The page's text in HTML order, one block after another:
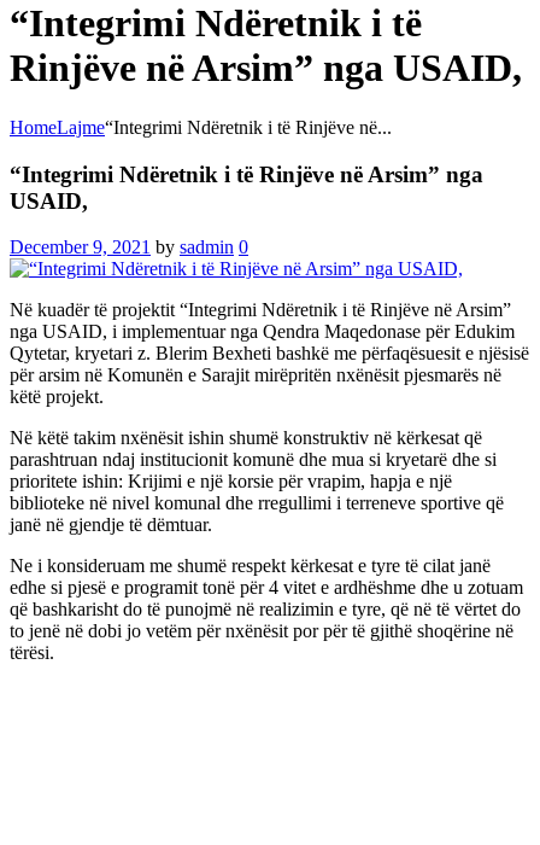
“Integrimi Ndëretnik i të
Rinjëve në Arsim” nga USAID,
HomeLajme“Integrimi Ndëretnik i të Rinjëve në...
“Integrimi Ndëretnik i të Rinjëve në Arsim” nga
USAID,
December 9, 2021 by sadmin 0
Në kuadër të projektit “Integrimi Ndëretnik i të Rinjëve në Arsim”
nga USAID, i implementuar nga Qendra Maqedonase për Edukim
Qytetar, kryetari z. Blerim Bexheti bashkë me përfaqësuesit e njësisë
për arsim në Komunën e Sarajit mirëpritën nxënësit pjesmarës në
këtë projekt.
Në këtë takim nxënësit ishin shumë konstruktiv në kërkesat që
parashtruan ndaj institucionit komunë dhe mua si kryetarë dhe si
prioritete ishin: Krijimi e një korsie për vrapim, hapja e një
biblioteke në nivel komunal dhe rregullimi i terreneve sportive që
janë në gjendje të dëmtuar.
Ne i konsideruam me shumë respekt kërkesat e tyre të cilat janë
edhe si pjesë e programit tonë për 4 vitet e ardhëshme dhe u zotuam
që bashkarisht do të punojmë në realizimin e tyre, që në të vërtet do
to jenë në dobi jo vetëm për nxënësit por për të gjithë shoqërine në
tërësi.